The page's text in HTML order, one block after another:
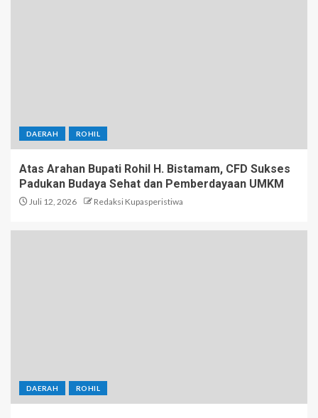
DAERAH ROHIL
Atas Arahan Bupati Rohil H. Bistamam, CFD Sukses
Padukan Budaya Sehat dan Pemberdayaan UMKM
Juli 12, 2026 Redaksi Kupasperistiwa
DAERAH ROHIL